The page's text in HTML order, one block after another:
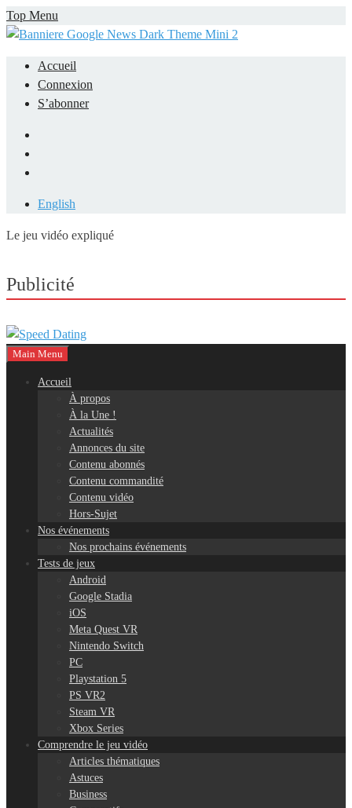
Skip
to
Top Menu
Accueil
Connexion
S’abonner
English
Le jeu vidéo expliqué
Publicité
Main Menu
Accueil
À propos
À la Une !
Actualités
Annonces du site
Contenu abonnés
Contenu commandité
Contenu vidéo
Hors-Sujet
Nos événements
Nos prochains événements
Tests de jeux
Android
Google Stadia
iOS
Meta Quest VR
Nintendo Switch
PC
Playstation 5
PS VR2
Steam VR
Xbox Series
Comprendre le jeu vidéo
Articles thématiques
Astuces
Business